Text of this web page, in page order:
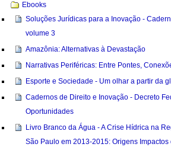
Ebooks
Soluções Jurídicas para a Inovação -
volume 3
Amazônia: Alternativas à Devastação
Narrativas Periféricas: Entre Pontes,
Esporte e Sociedade - Um olhar a partir da
Cadernos de Direito e Inovação - Decreto
Oportunidades
Livro Branco da Água - A Crise Hídrica na
São Paulo em 2013-2015: Origens Impactos